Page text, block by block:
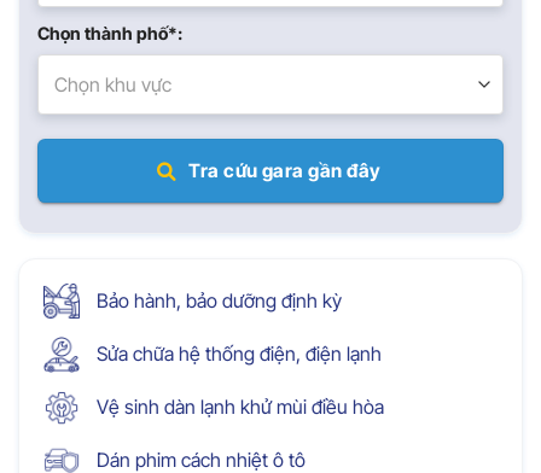
Chọn thành phố*:
Chọn khu vực
Tra cứu gara gần đây
Bảo hành, bảo dưỡng định kỳ
Sửa chữa hệ thống điện, điện lạnh
Vệ sinh dàn lạnh khử mùi điều hòa
Dán phim cách nhiệt ô tô